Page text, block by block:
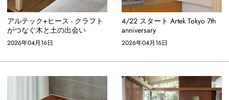
アルテック+ヒース - クラフト
がつなぐ木と土の出会い
2026年04月16日
4/22 スタート Artek Tokyo 7th
anniversary
2026年04月16日